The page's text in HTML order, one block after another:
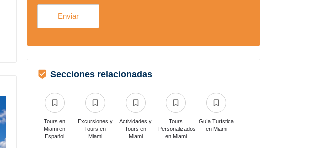
Secciones relacionadas
Tours en
Miami en
Español
Excursiones y
Tours en
Miami
Actividades y
Tours en
Miami
Tours
Personalizados
en Miami
Guía Turística
en Miami